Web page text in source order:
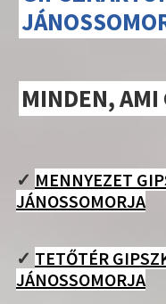
MINDEN, AMI
✓ MENNYEZET
JÁNOSSOMORJA
✓ TETŐTÉR
JÁNOSSOMORJA